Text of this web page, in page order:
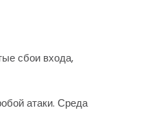
сбои входа,
атаки. Среда